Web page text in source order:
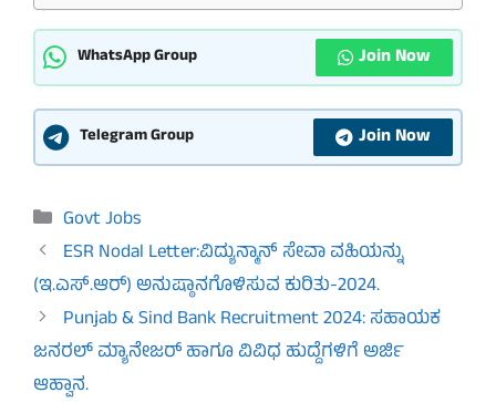
WhatsApp Group Join Now
Telegram Group Join Now
Categories
Govt Jobs
ESR Nodal Letter:ವಿದ್ಯುನ್ಮಾನ್ ಸೇವಾ ವಹಿಯನ್ನು
(ಇ.ಎಸ್.ಆರ್) ಅನುಷ್ಠಾನಗೊಳಿಸುವ ಕುರಿತು-2024.
Punjab & Sind Bank Recruitment 2024: ಸಹಾಯಕ
ಜನರಲ್ ಮ್ಯಾನೇಜರ್ ಹಾಗೂ ವಿವಿಧ ಹುದ್ದೆಗಳಿಗೆ ಅರ್ಜಿ
ಆಹ್ವಾನ.